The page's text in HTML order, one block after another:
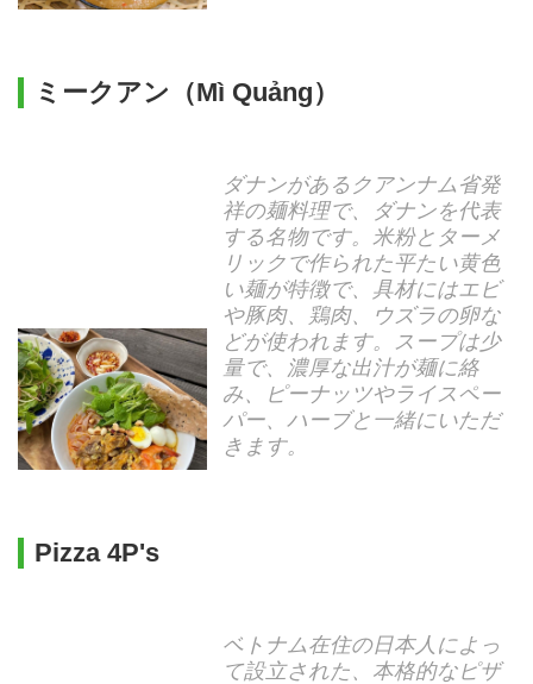
ミークアン（Mì Quảng）
ダナンがあるクアンナム省発
祥の麺料理で、ダナンを代表
する名物です。米粉とターメ
リックで作られた平たい黄色
い麺が特徴で、具材にはエビ
や豚肉、鶏肉、ウズラの卵な
どが使われます。スープは少
量で、濃厚な出汁が麺に絡
み、ピーナッツやライスペー
パー、ハーブと一緒にいただ
きます。
Pizza 4P's
ベトナム在住の日本人によっ
て設立された、本格的なピザ